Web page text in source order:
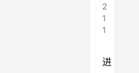
2
1
1
进